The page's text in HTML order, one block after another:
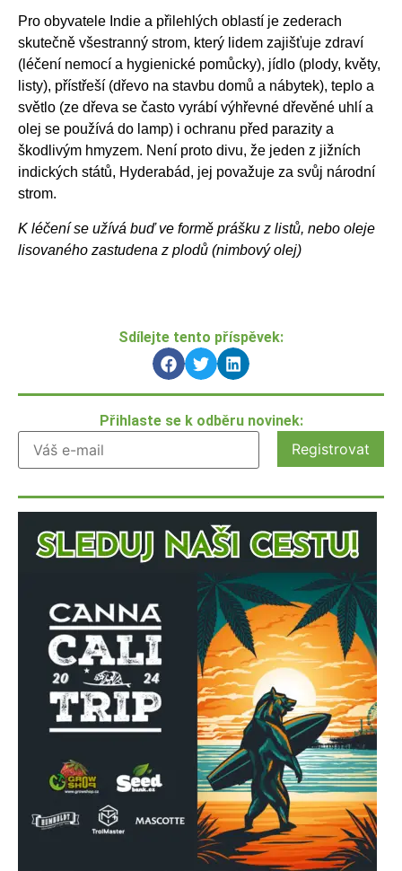
Pro obyvatele Indie a přilehlých oblastí je zederach
skutečně všestranný strom, který lidem zajišťuje zdraví
(léčení nemocí a hygienické pomůcky), jídlo (plody, květy,
listy), přístřeší (dřevo na stavbu domů a nábytek), teplo a
světlo (ze dřeva se často vyrábí výhřevné dřevěné uhlí a
olej se používá do lamp) i ochranu před parazity a
škodlivým hmyzem. Není proto divu, že jeden z jižních
indických států, Hyderabád, jej považuje za svůj národní
strom.
K léčení se užívá buď ve formě prášku z listů, nebo oleje
lisovaného zastudena z plodů (nimbový olej)
Sdílejte tento příspěvek:
Přihlaste se k odběru novinek: